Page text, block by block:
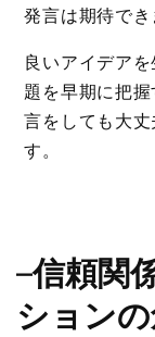
発言は期待でき
良いアイデア
題を早期に把
言をしても大
す。
–信頼関
ション